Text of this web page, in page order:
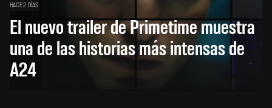
HACE 2 DÍAS
El nuevo trailer de Primetime muestra
una de las historias más intensas de
A24